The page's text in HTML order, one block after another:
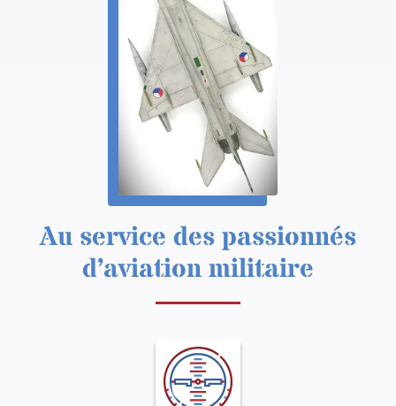
Au service des passionnés
d’aviation militaire